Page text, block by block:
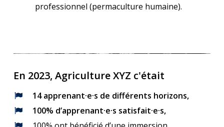
professionnel (permaculture humaine).
En 2023, Agriculture XYZ c'était
14 apprenant·e·s de différents horizons,
100% d’apprenant·e·s satisfait·e·s,